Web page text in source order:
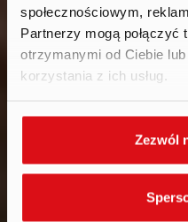
społecznościowym,
Partnerzy mogą
otrzymanymi od Ciebie
korzystania z ich usług.
Zezwól